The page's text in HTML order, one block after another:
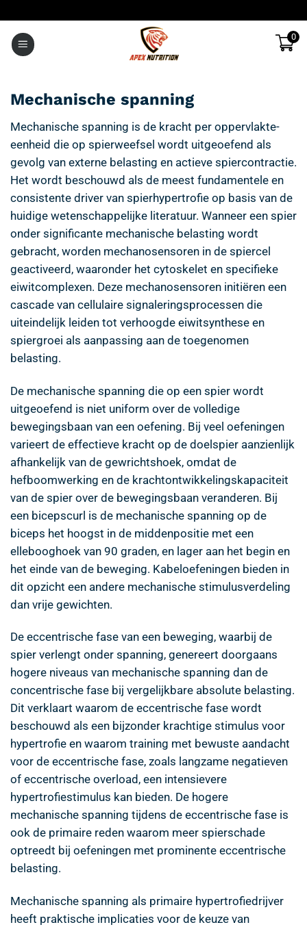
inhoud
0
Mechanische spanning
Mechanische spanning is de kracht per oppervlakte-
eenheid die op spierweefsel wordt uitgeoefend als
gevolg van externe belasting en actieve spiercontractie.
Het wordt beschouwd als de meest fundamentele en
consistente driver van spierhypertrofie op basis van de
huidige wetenschappelijke literatuur. Wanneer een spier
onder significante mechanische belasting wordt
gebracht, worden mechanosensoren in de spiercel
geactiveerd, waaronder het cytoskelet en specifieke
eiwitcomplexen. Deze mechanosensoren initiëren een
cascade van cellulaire signaleringsprocessen die
uiteindelijk leiden tot verhoogde eiwitsynthese en
spiergroei als aanpassing aan de toegenomen
belasting.
De mechanische spanning die op een spier wordt
uitgeoefend is niet uniform over de volledige
bewegingsbaan van een oefening. Bij veel oefeningen
varieert de effectieve kracht op de doelspier aanzienlijk
afhankelijk van de gewrichtshoek, omdat de
hefboomwerking en de krachtontwikkelingskapaciteit
van de spier over de bewegingsbaan veranderen. Bij
een bicepscurl is de mechanische spanning op de
biceps het hoogst in de middenpositie met een
ellebooghoek van 90 graden, en lager aan het begin en
het einde van de beweging. Kabeloefeningen bieden in
dit opzicht een andere mechanische stimulusverdeling
dan vrije gewichten.
De eccentrische fase van een beweging, waarbij de
spier verlengt onder spanning, genereert doorgaans
hogere niveaus van mechanische spanning dan de
concentrische fase bij vergelijkbare absolute belasting.
Dit verklaart waarom de eccentrische fase wordt
beschouwd als een bijzonder krachtige stimulus voor
hypertrofie en waarom training met bewuste aandacht
voor de eccentrische fase, zoals langzame negatieven
of eccentrische overload, een intensievere
hypertrofiestimulus kan bieden. De hogere
mechanische spanning tijdens de eccentrische fase is
ook de primaire reden waarom meer spierschade
optreedt bij oefeningen met prominente eccentrische
belasting.
Mechanische spanning als primaire hypertrofiedrijver
heeft praktische implicaties voor de keuze van